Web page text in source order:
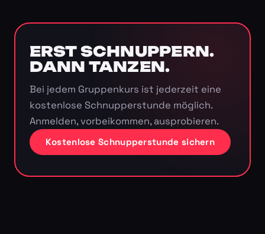
ERST SCHNUPPERN.
DANN TANZEN.
Bei jedem Gruppenkurs ist jederzeit eine
kostenlose Schnupperstunde möglich.
Anmelden, vorbeikommen, ausprobieren.
Kostenlose Schnupperstunde sichern